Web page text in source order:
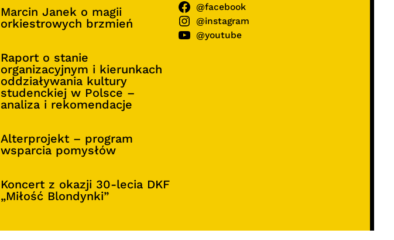
Marcin Janek o magii
orkiestrowych brzmień
Raport o stanie
organizacyjnym i kierunkach
oddziaływania kultury
studenckiej w Polsce –
analiza i rekomendacje
Alterprojekt – program
wsparcia pomysłów
Koncert z okazji 30-lecia DKF
„Miłość Blondynki”
@facebook
@instagram
@youtube